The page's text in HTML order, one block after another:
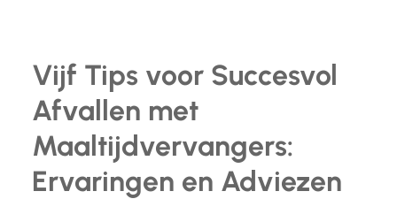
Vijf Tips voor Succesvol
Afvallen met
Maaltijdvervangers:
Ervaringen en Adviezen